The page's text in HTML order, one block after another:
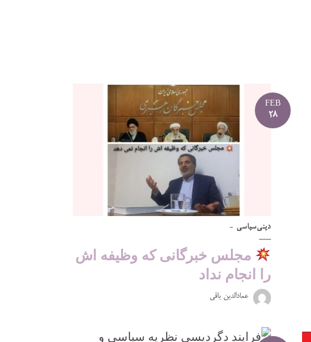
FEB
28
دینیسیاسی
مجلس خبرگانی که وظیفه اش
را انجام نداد
عمادالدین باقی